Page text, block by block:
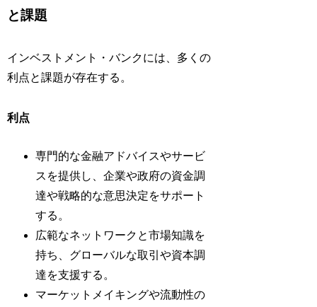
と課題
インベストメント・バンクには、多くの
利点と課題が存在する。
利点
専門的な金融アドバイスやサービ
スを提供し、企業や政府の資金調
達や戦略的な意思決定をサポート
する。
広範なネットワークと市場知識を
持ち、グローバルな取引や資本調
達を支援する。
マーケットメイキングや流動性の